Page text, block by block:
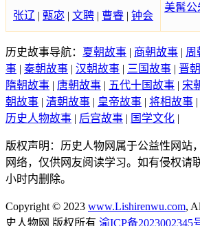
张辽 | 甄宓 | 文聘 | 曹睿 | 钟会
美髯公
历史故事导航： 夏朝故事 | 商朝故事 | 周
事 | 秦朝故事 | 汉朝故事 | 三国故事 | 晋
隋朝故事 | 唐朝故事 | 五代十国故事 | 宋
朝故事 | 清朝故事 | 皇帝故事 | 将相故事 |
历史人物故事 | 后宫故事 | 国学文化 |
版权声明：历史人物网属于公益性网站
网络，仅供网友阅读学习。如有侵权请
小时内删除。
Copyright © 2023 www.Lishirenwu.com,
史人物网 版权所有 渝ICP备2023002345